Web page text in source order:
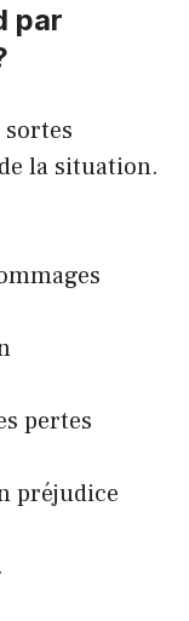
par
la situation.
pertes
préjudice